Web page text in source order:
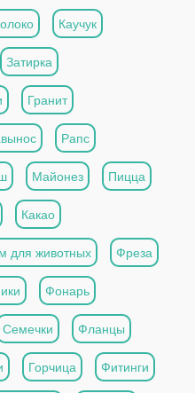
Каучук
Затирка
Гранит
Рапс
Майонез Пицца
Какао
для животных Фреза
Фонарь
Семечки Фланцы
Горчица Фитинги